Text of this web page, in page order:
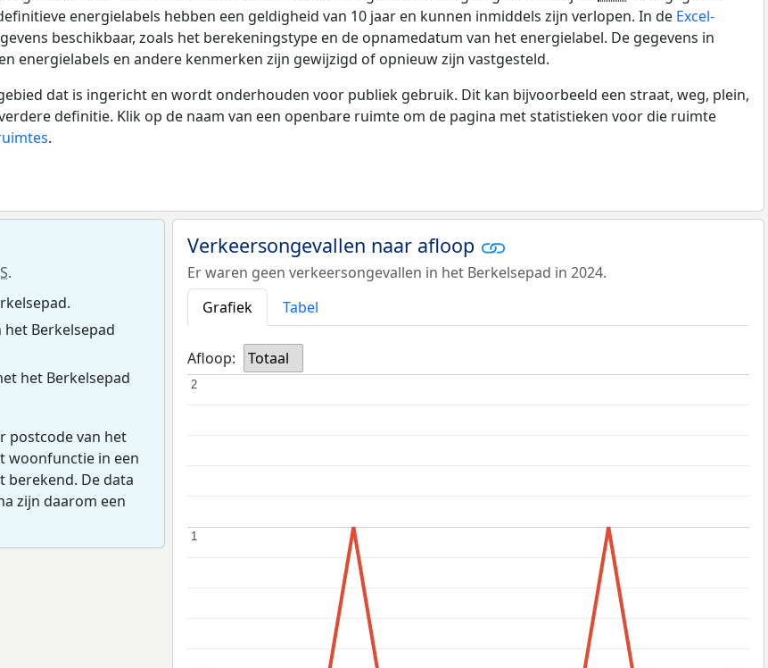
energielabels hebben een geldigheid van 10 jaar en kunnen inmiddels zijn verlopen. In de Excel-
beschikbaar, zoals het berekeningstype en de opnamedatum van het energielabel. De gegevens in
energielabels en andere kenmerken zijn gewijzigd of opnieuw zijn vastgesteld.
dat is ingericht en wordt onderhouden voor publiek gebruik. Dit kan bijvoorbeeld een straat, weg, plein,
definitie. Klik op de naam van een openbare ruimte om de pagina met statistieken voor die ruimte
.
.
het Berkelsepad
het Berkelsepad
postcode van het
woonfunctie in een
berekend. De data
zijn daarom een
Verkeersongevallen naar afloop
Er waren geen verkeersongevallen in het Berkelsepad in 2024.
Grafiek
Tabel
Afloop: Totaal
11
2
2